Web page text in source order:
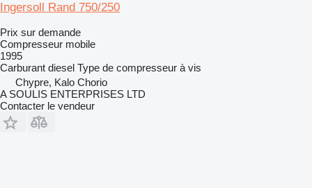
Ingersoll Rand 750/250
Prix sur demande
Compresseur mobile
1995
Carburant diesel Type de compresseur à vis
Chypre, Kalo Chorio
A SOULIS ENTERPRISES LTD
Contacter le vendeur